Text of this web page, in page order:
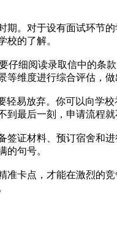
期。对于设有面试环节
校的了解。
仔细阅读录取信中的条
维度进行综合评估，做
易放弃。你可以向学
最后一刻，申请流程就
证材料、预订宿舍和
的句号。
准卡点，才能在激烈的